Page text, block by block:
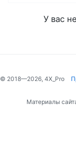
У вас
© 2018—2026, 4X_Pro
Материалы